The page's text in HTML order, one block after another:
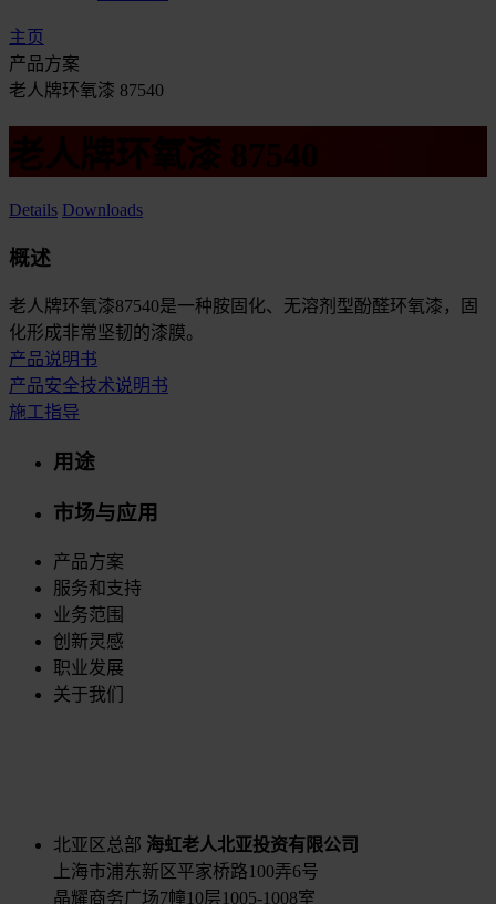
主页
产品方案
老人牌环氧漆 87540
老人牌环氧漆 87540
Details Downloads
概述
老人牌环氧漆87540是一种胺固化、无溶剂型酚醛环氧漆，固
化形成非常坚韧的漆膜。
产品说明书
产品安全技术说明书
施工指导
用途
市场与应用
产品方案
服务和支持
业务范围
创新灵感
职业发展
关于我们
北亚区总部 海虹老人北亚投资有限公司
上海市浦东新区平家桥路100弄6号
晶耀商务广场7幢10层1005-1008室